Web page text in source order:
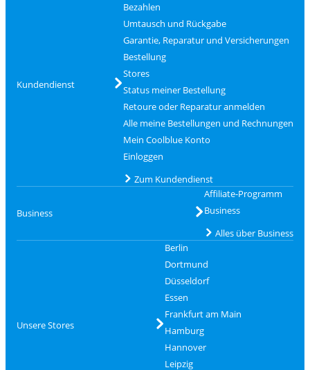
Kundendienst
Bezahlen
Umtausch und Rückgabe
Garantie, Reparatur und Versicherungen
Bestellung
Stores
Status meiner Bestellung
Retoure oder Reparatur anmelden
Alle meine Bestellungen und Rechnungen
Mein Coolblue Konto
Einloggen
Zum Kundendienst
Business
Affiliate-Programm
Business
Alles über Business
Unsere Stores
Berlin
Dortmund
Düsseldorf
Essen
Frankfurt am Main
Hamburg
Hannover
Leipzig